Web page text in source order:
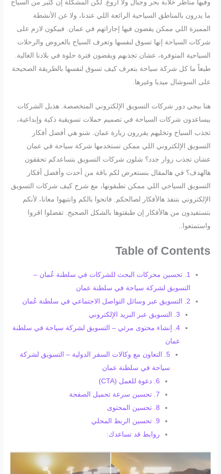
وفيها مناظر خلابة بحر وجبال ولا أروع. لكن المشكلة إن كثير من السياح
ما يدرون بالمناطق السياحية الرائعة اللي عندنا، ولا عن الأنشطة
المميزة اللي ممكن يقضون فيها إجازاتهم في عمان. فبيكون لازم على
شركات السياحة إنها تسوق لنفسها وتعرف السياح بالعروض والرحلات
السياحية المتوفرة، عشان تجذبهم ويقضون فترة حلوة في بلادنا الغالية.
طبعاً ما كل شركة سياحة بتعرف كيف تسوق لنفسها بالطريقة الصحيحة
على السوشال ميديا وغيرها.
هنا بيجي دور شركات التسويق الإلكتروني المتخصصة. هذيل الشركات
بيساعدون شركات السياحة في تصميم حملات تسويقية ذكية وإبداعية،
تجذب السياح وتخليهم يقررون زيارة عمان. شنو هي أفضل أفكار
التسويق الإلكتروني اللي ممكن تستخدمها شركة سياحة في عمان
عشان تجذب زوار جدد؟ شلون شركات التسويق بتساعدكم تحققون
هالهدف؟ في هالمقال بنستعرض لكم باقة من أحدث وأفضل أفكار
التسويق السياحي اللي ممكن تطبقونها، مع شرح كيف شركات التسويق
الإلكتروني بتنفذ هالأفكار لصالحكم. فاتحوا بالكم وانتبهوا معانا، لأنكم
بتستفيدون من هالأفكار إن طبقتوها بالشكل الصحيح. تفضلوا اقروا
واستمتعوا..
Table of Contents
1. تحسين محركات البحث للشركات في سلطنة عُمان –
التسويق لشركة سياحة في سلطنة عمان
2. التسويق عبر وسائل التواصل الاجتماعي في سلطنة عُمان
3. التسويق عبر البريد الإلكتروني
4. إنشاء محتوى مرئي – التسويق لشركة سياحة في سلطنة
عمان
5. التعاون مع وكالات السفر الدولية – التسويق لشركة
سياحة في سلطنة عمان
6. دعوة للعمل (CTA)
7. تحسين سرعة تحميل الصفحة
8. تحسين المحتوى
9. تحسين الربط المحلي
روابط قد تساعدك: